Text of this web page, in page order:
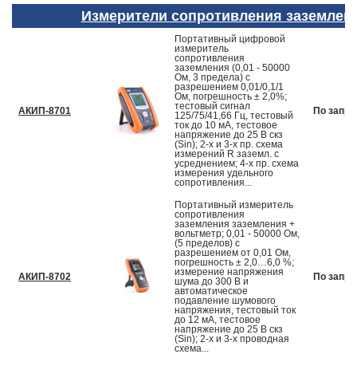
Измерители сопротивления
АКИП-8701
Портативный цифровой
измеритель
сопротивления
заземления (0,01 - 50000
Ом, 3 предела) с
разрешением 0,01/0,1/1
Ом, погрешность ± 2,0%;
тестовый сигнал
125/75/41,66 Гц, тестовый
ток до 10 мА, тестовое
напряжение до 25 В скз
(Sin); 2-х и 3-х пр. схема
измерений R заземл. с
усреднением; 4-х пр. схема
измерения удельного
сопротивления...
По
АКИП-8702
Портативный измеритель
сопротивления
заземления заземления +
вольтметр; 0,01 - 50000 Ом,
(5 пределов) с
разрешением от 0,01 Ом,
погрешность ± 2,0…6,0 %;
измерение напряжения
шума до 300 В и
автоматическое
подавление шумового
напряжения, тестовый ток
до 12 мА, тестовое
напряжение до 25 В скз
(Sin); 2-х и 3-х проводная
схема...
По